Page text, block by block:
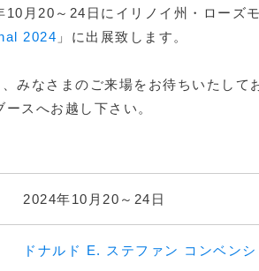
月20～24日にイリノイ州・ローズ
2024 」に出展致します。
みなさまのご来場をお待ちいたして
スへお越し下さい。
2024年10月20～24日
ドナルド E. ステファン コンベン